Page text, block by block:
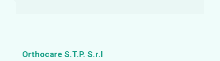
Orthocare S.T.P. S.r.l